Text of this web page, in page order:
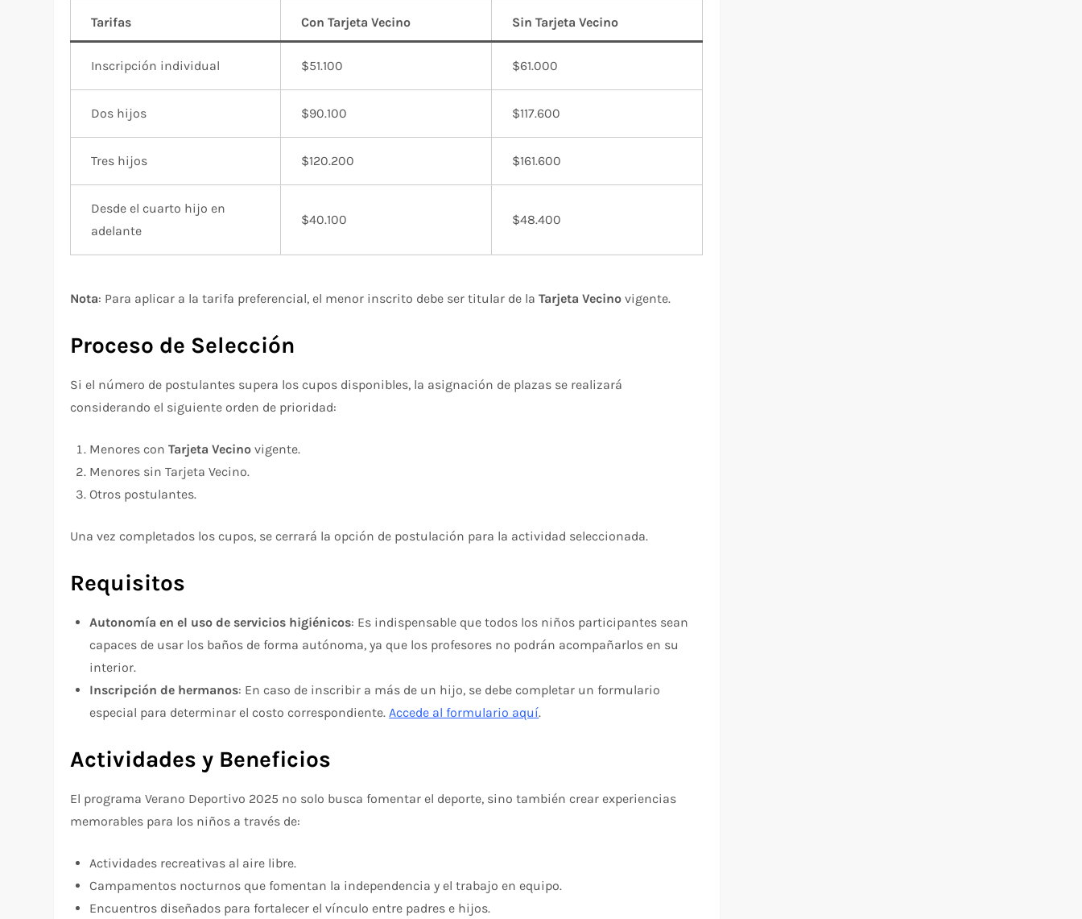
Tarifas Con Tarjeta Vecino Sin Tarjeta Vecino
Inscripción individual $51.100 $61.000
Dos hijos $90.100 $117.600
Tres hijos $120.200 $161.600
Desde el cuarto hijo en
adelante
$40.100 $48.400
Nota: Para aplicar a la tarifa preferencial, el menor inscrito debe ser titular de laTarjeta Vecino vigente.
Proceso de Selección
Si el número de postulantes supera los cupos disponibles, la asignación de plazas se realizará
considerando el siguiente orden de prioridad:
Menores conTarjeta Vecino vigente.
Menores sin Tarjeta Vecino.
Otros postulantes.
Una vez completados los cupos, se cerrará la opción de postulación para la actividad seleccionada.
Requisitos
Autonomía en el uso de servicios higiénicos: Es indispensable que todos los niños participantes sean
capaces de usar los baños de forma autónoma, ya que los profesores no podrán acompañarlos en su
interior.
Inscripción de hermanos: En caso de inscribir a más de un hijo, se debe completar un formulario
especial para determinar el costo correspondiente.Accede al formulario aquí.
Actividades y Beneficios
El programa Verano Deportivo 2025 no solo busca fomentar el deporte, sino también crear experiencias
memorables para los niños a través de:
Actividades recreativas al aire libre.
Campamentos nocturnos que fomentan la independencia y el trabajo en equipo.
Encuentros diseñados para fortalecer el vínculo entre padres e hijos.